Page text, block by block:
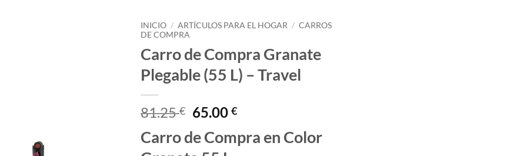
INICIO / ARTÍCULOS PARA EL HOGAR / CARROS
DE COMPRA
Carro de Compra Granate
Plegable (55 L) – Travel
81.25€ El
original
65.00€El
actual
Carro de Compra en Color